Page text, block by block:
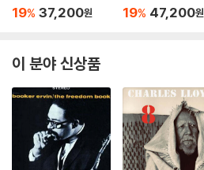
rto (스탄 게츠, 조앙 질
19% 37,200원
Soul Samba [LP]
19% 47,200원
이 분야 신상품